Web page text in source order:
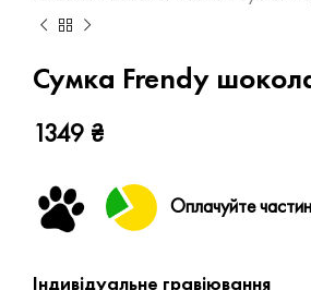
Сумка Frendy
1349 ₴
Оплачуйте
Індивідуальне гравіювання